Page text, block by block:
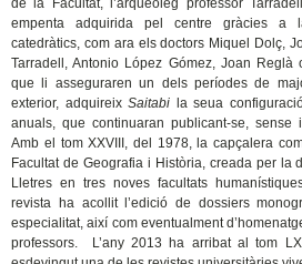
de la Facultat, l’arqueòleg professor
empenta adquirida pel centre gràcies a
catedràtics, com ara els doctors Miquel Dolç,
Tarradell, Antonio López Gómez, Joan Reglà
que li asseguraren un dels períodes de
exterior, adquireixSaitabi la seua
anuals, que continuaran publicant-se, sense
Amb el tom XXVIII, del 1978, la capçalera
Facultat de Geografia i Història, creada per la
Lletres en tres noves facultats
revista ha acollit l’edició de dossiers
especialitat, així com eventualment
professors. L’any 2013 ha arribat al tom